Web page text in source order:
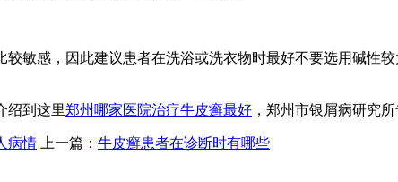
感，因此建议患者在洗浴或洗衣物时最好不要选用碱性
到这里郑州哪家医院治疗牛皮癣最好 ，郑州市银屑病研究
病情 上一篇： 牛皮癣患者在诊断时有哪些